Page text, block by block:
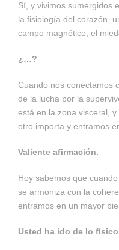
Sí, y vivimos sumergidos
la fisiología del corazón,
campo magnético, el
¿…?
Cuando nos conectamos
de la lucha por la
está en la zona visceral,
otro importa y entramos
Valiente afirmación.
Hoy sabemos que
se armoniza con la
entramos en un mayor
Usted ha ido de lo